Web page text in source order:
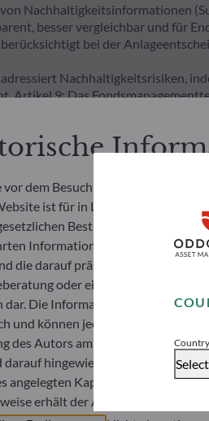
Country
Accept
Nachhaltigkeitsinformationen
besser vergleichbar und für
bei der
Nachhaltigkeitsrisiken,
Artikel 9: Das
Nachhaltigkeitsrisiken
vor dem Besuch der nachfolgenden
ist für in Luxembourg
Bestimmungen zu
Informationen und
die darauf präsentierten
oder eine Aufforderung
dar. Die Informationen auf der
und können jederzeit ohne
des Autors am Tag der
hingewiesen, dass die im
angelegten Kapitals in sich
erhält der Anleger das